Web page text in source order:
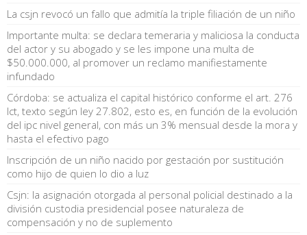
La csjn revocó un fallo que admitía la triple filiación de un niño
Importante multa: se declara temeraria y maliciosa la conducta
del actor y su abogado y se les impone una multa de
$50.000.000, al promover un reclamo manifiestamente
infundado
Córdoba: se actualiza el capital histórico conforme el art. 276
lct, texto según ley 27.802, esto es, en función de la evolución
del ipc nivel general, con más un 3% mensual desde la mora y
hasta el efectivo pago
Inscripción de un niño nacido por gestación por sustitución
como hijo de quien lo dio a luz
Csjn: la asignación otorgada al personal policial destinado a la
división custodia presidencial posee naturaleza de
compensación y no de suplemento